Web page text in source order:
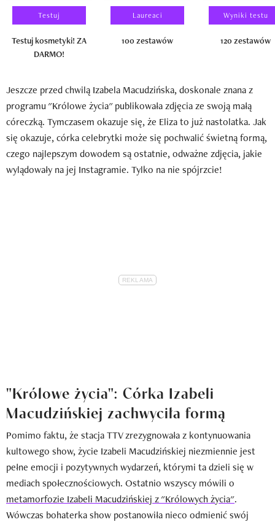
Testuj
Testuj kosmetyki! ZA
DARMO!
Laureaci
100 zestawów
Wyniki testu
120 zestawów
Jeszcze przed chwilą Izabela Macudzińska, doskonale znana z
programu "Królowe życia" publikowała zdjęcia ze swoją małą
córeczką. Tymczasem okazuje się, że Eliza to już nastolatka. Jak
się okazuje, córka celebrytki może się pochwalić świetną formą,
czego najlepszym dowodem są ostatnie, odważne zdjęcia, jakie
wylądowały na jej Instagramie. Tylko na nie spójrzcie!
"Królowe życia": Córka Izabeli
Macudzińskiej zachwyciła formą
Pomimo faktu, że stacja TTV zrezygnowała z kontynuowania
kultowego show, życie Izabeli Macudzińskiej niezmiennie jest
pełne emocji i pozytywnych wydarzeń, którymi ta dzieli się w
mediach społecznościowych. Ostatnio wszyscy mówili o
metamorfozie Izabeli Macudzińskiej z "Królowych życia".
Wówczas bohaterka show postanowiła nieco odmienić swój